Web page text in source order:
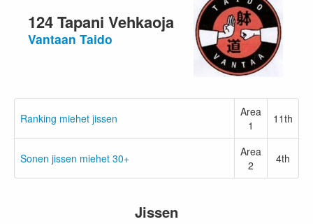
124 Tapani Vehkaoja
Vantaan Taido
Ranking miehet jissen
Area
1
11th
Sonen jissen miehet 30+
Area
2
4th
Jissen